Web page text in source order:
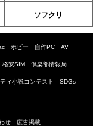
ソフクリ
ホビー 自作PC AV
格安SIM 倶楽部情報局
ィ小説コンテスト SDGs
せ 広告掲載